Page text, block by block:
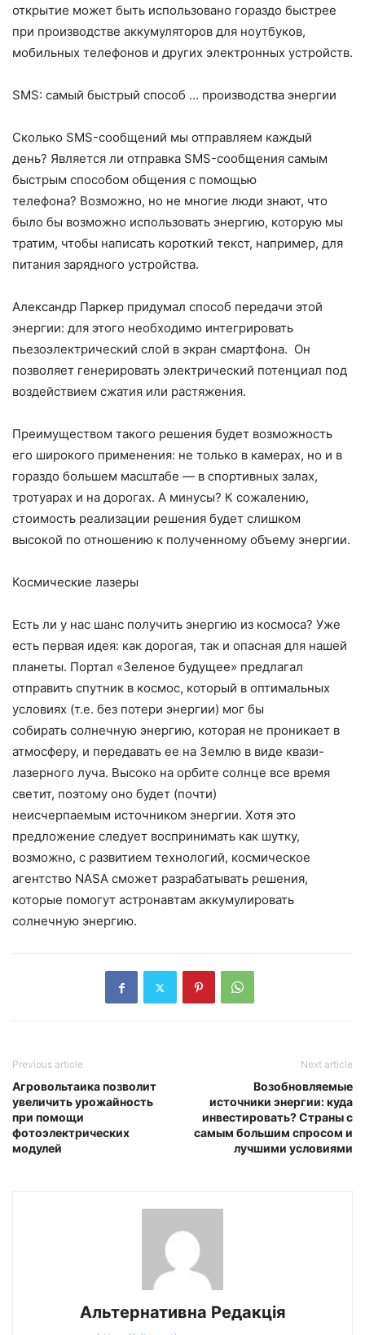
открытие может быть использовано гораздо быстрее
при производстве аккумуляторов для ноутбуков,
мобильных телефонов и других электронных устройств.
SMS: самый быстрый способ … производства энергии
Сколько SMS-сообщений мы отправляем каждый
день? Является ли отправка SMS-сообщения самым
быстрым способом общения с помощью
телефона? Возможно, но не многие люди знают, что
было бы возможно использовать энергию, которую мы
тратим, чтобы написать короткий текст, например, для
питания зарядного устройства.
Александр Паркер придумал способ передачи этой
энергии: для этого необходимо интегрировать
пьезоэлектрический слой в экран смартфона. Он
позволяет генерировать электрический потенциал под
воздействием сжатия или растяжения.
Преимуществом такого решения будет возможность
его широкого применения: не только в камерах, но и в
гораздо большем масштабе — в спортивных залах,
тротуарах и на дорогах. А минусы? К сожалению,
стоимость реализации решения будет слишком
высокой по отношению к полученному объему энергии.
Космические лазеры
Есть ли у нас шанс получить энергию из космоса? Уже
есть первая идея: как дорогая, так и опасная для нашей
планеты. Портал «Зеленое будущее» предлагал
отправить спутник в космос, который в оптимальных
условиях (т.е. без потери энергии) мог бы
собирать солнечную энергию, которая не проникает в
атмосферу, и передавать ее на Землю в виде квази-
лазерного луча. Высоко на орбите солнце все время
светит, поэтому оно будет (почти)
неисчерпаемым источником энергии. Хотя это
предложение следует воспринимать как шутку,
возможно, с развитием технологий, космическое
агентство NASA сможет разрабатывать решения,
которые помогут астронавтам аккумулировать
солнечную энергию.
Previous article
Агровольтаика позволит
увеличить урожайность
при помощи
фотоэлектрических
модулей
Next article
Возобновляемые
источники энергии: куда
инвестировать? Страны с
самым большим спросом и
лучшими условиями
Альтернативна Редакція